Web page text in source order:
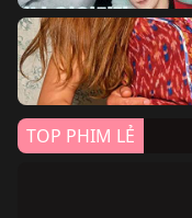
TOP PHIM LẺ